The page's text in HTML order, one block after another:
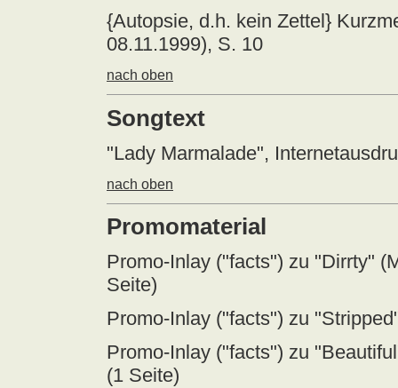
{Autopsie, d.h. kein Zettel}
08.11.1999), S. 10
nach oben
Songtext
"Lady Marmalade",
nach oben
Promomaterial
Promo-Inlay ("facts") zu "Dirrty"
Seite)
Promo-Inlay ("facts") zu
Promo-Inlay ("facts") zu
(1 Seite)